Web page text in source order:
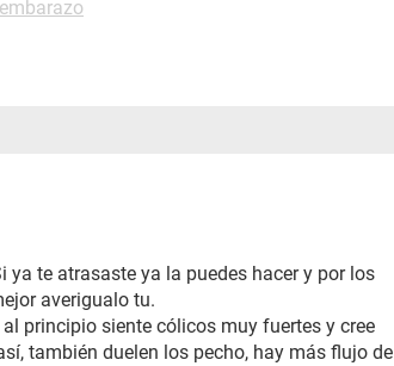
ya te atrasaste ya la puedes hacer y por los
averigualo tu.
principio siente cólicos muy fuertes y cree
también duelen los pecho, hay más flujo de